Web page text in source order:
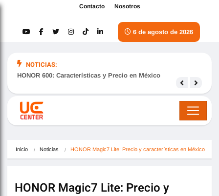
Contacto Nosotros
6 de agosto de 2026
NOTICIAS:
HONOR 600: Características y Precio en México
Inicio Noticias HONOR Magic7 Lite: Precio y características en México
HONOR Magic7 Lite: Precio y